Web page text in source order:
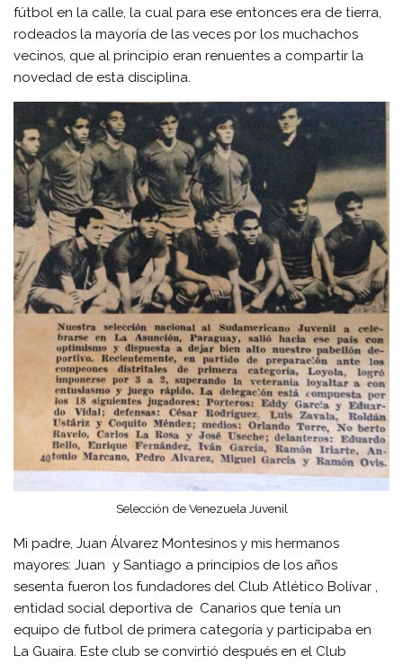
fútbol en la calle, la cual para ese entonces era de tierra,
rodeados la mayoría de las veces por los muchachos
vecinos, que al principio eran renuentes a compartir la
novedad de esta disciplina.
Selección de Venezuela Juvenil
Mi padre, Juan Álvarez Montesinos y mis hermanos
mayores: Juan y Santiago a principios de los años
sesenta fueron los fundadores del Club Atlético Bolívar ,
entidad social deportiva de Canarios que tenía un
equipo de futbol de primera categoría y participaba en
La Guaira. Este club se convirtió después en el Club